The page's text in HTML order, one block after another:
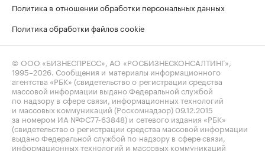
Политика в отношении обработки персональных данных
Политика обработки файлов cookie
© ООО «БИЗНЕСПРЕСС», АО «РОСБИЗНЕСКОНСАЛТИНГ»,
1995–2026 . Сообщения и материалы информационного
агентства «РБК» (свидетельство о регистрации средства
массовой информации выдано Федеральной службой
по надзору в сфере связи, информационных технологий
и массовых коммуникаций (Роскомнадзор) 09.12.2015
за номером ИА №ФС77-63848) и сетевого издания «РБК»
(свидетельство о регистрации средства массовой информации
выдано Федеральной службой по надзору в сфере связи,
информационных технологий и массовых коммуникаций